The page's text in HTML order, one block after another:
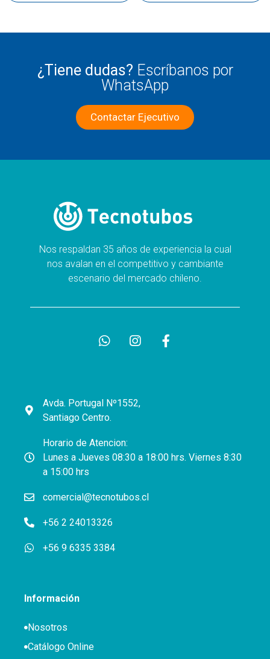
¿Tiene dudas? Escríbanos por
WhatsApp
Contactar Ejecutivo
Nos respaldan 35 años de experiencia la cual
nos avalan en el competitivo y cambiante
escenario del mercado chileno.
Avda. Portugal Nº1552,
Santiago Centro.
Horario de Atencion:
Lunes a Jueves 08:30 a 18:00 hrs. Viernes 8:30
a 15:00 hrs
comercial@tecnotubos.cl
+56 2 24013326
+56 9 6335 3384
Información
Nosotros
Catálogo Online